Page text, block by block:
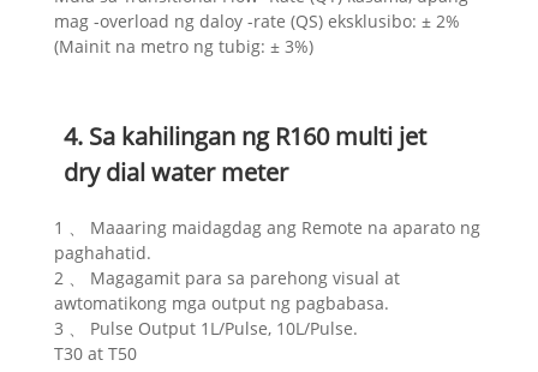
mag -overload ng daloy -rate (QS) eksklusibo: ± 2%
(Mainit na metro ng tubig: ± 3%)
4. Sa kahilingan ng R160 multi jet
dry dial water meter
1 、 Maaaring maidagdag ang Remote na aparato ng
paghahatid.
2 、 Magagamit para sa parehong visual at
awtomatikong mga output ng pagbabasa.
3 、 Pulse Output 1L/Pulse, 10L/Pulse.
T30 at T50